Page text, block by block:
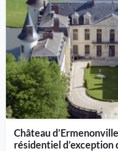
Château
résidentiel d’exception